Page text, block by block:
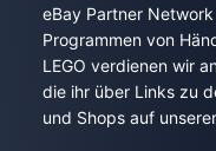
eBay Partner
Programmen von
LEGO verdienen wir
die ihr über Links zu
und Shops auf